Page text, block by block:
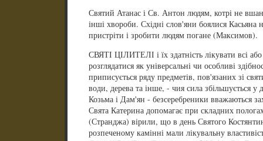
Святий Атанас і Св. Антон людям, котрі не
інші хвороби. Східні слов'яни боялися
пристріти і зробити людям погане (Максимов).
СВЯТІ ЦІЛИТЕЛІ і їх здатність лікувати всі
розглядатися як універсальні чи особливі
приписується ряду предметів, пов'язаних зі
води, дерева та інше, - чия сила збільшується у
Козьма і Дам'ян - безсеребреники вважаються
Свята Катерина допомагає при складних
(Странджа) вірили, що в день Святого
розпеченому камінні мали лікувальну